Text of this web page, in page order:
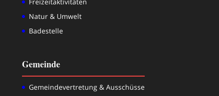
Natur & Umwelt
Badestelle
Gemeinde
Gemeindevertretung & Ausschüsse